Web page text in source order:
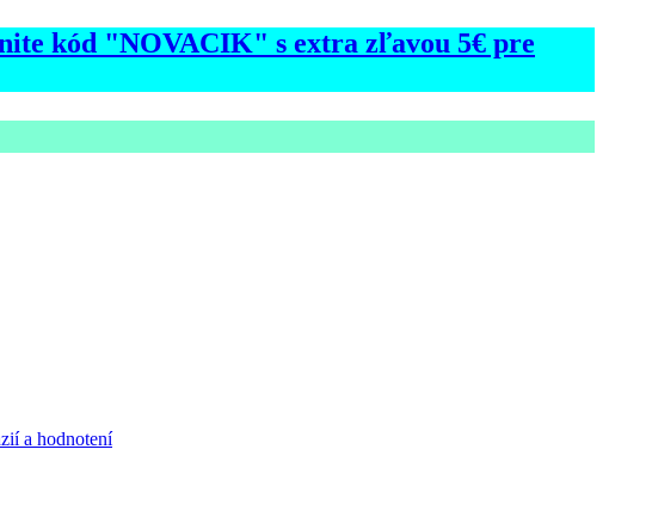
kód "NOVACIK" s extra zľavou 5€ pre
a hodnotení